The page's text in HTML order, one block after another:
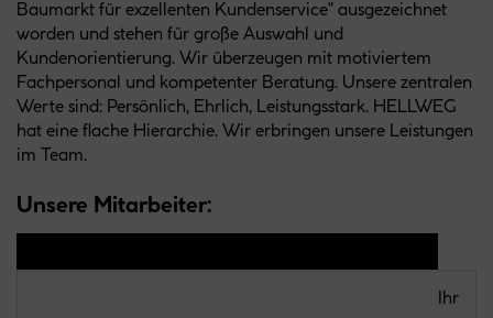
Baumarkt für exzellenten Kundenservice" ausgezeichnet
worden und stehen für große Auswahl und
Kundenorientierung. Wir überzeugen mit motiviertem
Fachpersonal und kompetenter Beratung. Unsere zentralen
Werte sind: Persönlich, Ehrlich, Leistungsstark. HELLWEG
hat eine flache Hierarchie. Wir erbringen unsere Leistungen
im Team.
Unsere Mitarbeiter:
Ihr